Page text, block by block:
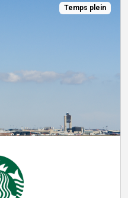
Temps plein